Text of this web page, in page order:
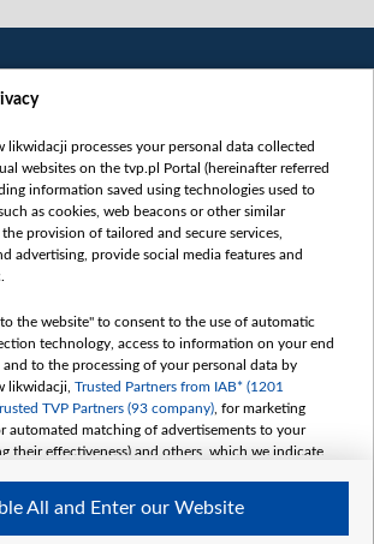
Категорії
Новини
Докладно
Погляд
Цікаво
Slawa.tv
Про нас
Контакти
використання матеріалів
likwidacji processes your personal data collected
websites on the tvp.pl Portal (hereinafter referred
information saved using technologies used to
as cookies, web beacons or other similar
provision of tailored and secure services,
advertising, provide social media features and
the website" to consent to the use of automatic
technology, access to information on your end
and to the processing of your personal data by
likwidacji, Trusted Partners from IAB* (1201
TVP Partners (93 company) , for marketing
automated matching of advertisements to your
their effectiveness) and others, which we indicate
your data by TVP S.A. w likwidacji are as
All and Enter our Website